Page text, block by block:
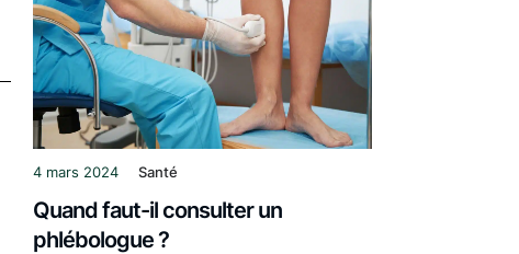
4 mars 2024 Santé
Quand faut-il consulter un
phlébologue ?